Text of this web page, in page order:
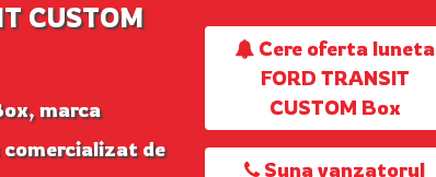
CUSTOM
marca
comercializat de
Cere oferta luneta
FORD TRANSIT
CUSTOM Box
Suna vanzatorul